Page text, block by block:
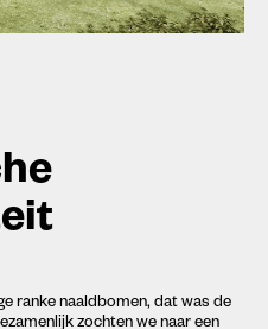
ranke naaldbomen, dat was de
zochten we naar een